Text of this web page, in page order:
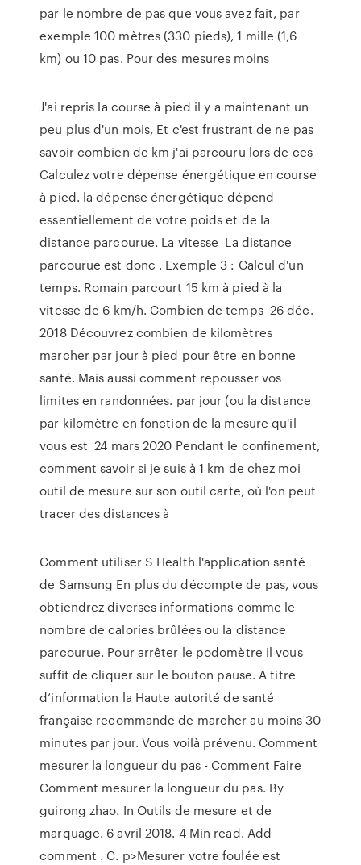
par le nombre de pas que vous avez fait, par
exemple 100 mètres (330 pieds), 1 mille (1,6
km) ou 10 pas. Pour des mesures moins
J'ai repris la course à pied il y a maintenant un
peu plus d'un mois, Et c'est frustrant de ne pas
savoir combien de km j'ai parcouru lors de ces
Calculez votre dépense énergétique en course
à pied. la dépense énergétique dépend
essentiellement de votre poids et de la
distance parcourue. La vitesse La distance
parcourue est donc . Exemple 3 : Calcul d'un
temps. Romain parcourt 15 km à pied à la
vitesse de 6 km/h. Combien de temps 26 déc.
2018 Découvrez combien de kilomètres
marcher par jour à pied pour être en bonne
santé. Mais aussi comment repousser vos
limites en randonnées. par jour (ou la distance
par kilomètre en fonction de la mesure qu'il
vous est 24 mars 2020 Pendant le confinement,
comment savoir si je suis à 1 km de chez moi
outil de mesure sur son outil carte, où l'on peut
tracer des distances à
Comment utiliser S Health l'application santé
de Samsung En plus du décompte de pas, vous
obtiendrez diverses informations comme le
nombre de calories brûlées ou la distance
parcourue. Pour arrêter le podomètre il vous
suffit de cliquer sur le bouton pause. A titre
d’information la Haute autorité de santé
française recommande de marcher au moins 30
minutes par jour. Vous voilà prévenu. Comment
mesurer la longueur du pas - Comment Faire
Comment mesurer la longueur du pas. By
guirong zhao. In Outils de mesure et de
marquage. 6 avril 2018. 4 Min read. Add
comment . C. p>Mesurer votre foulée est